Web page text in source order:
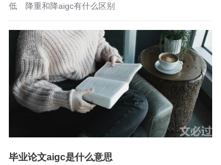
低
降重和降aigc有什么区别
毕业论文aigc是什么意思